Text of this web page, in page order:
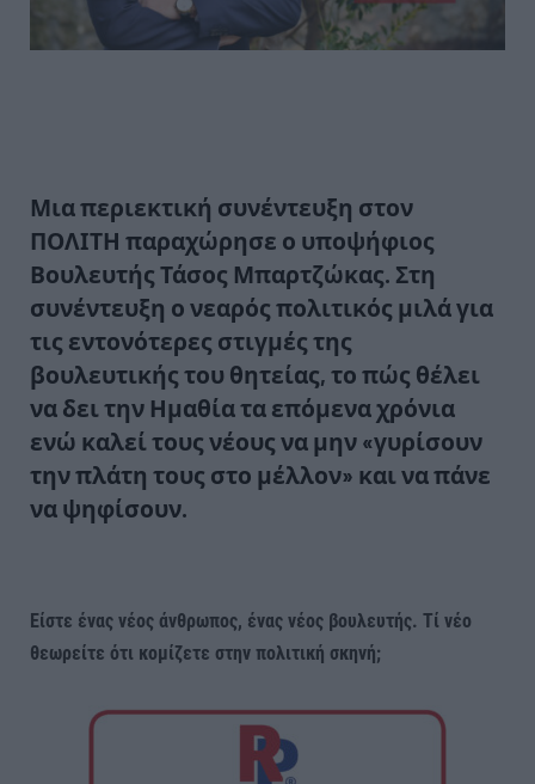
Μια περιεκτική συνέντευξη στον
ΠΟΛΙΤΗ παραχώρησε ο υποψήφιος
Βουλευτής Τάσος Μπαρτζώκας. Στη
συνέντευξη ο νεαρός πολιτικός μιλά για
τις εντονότερες στιγμές της
βουλευτικής του θητείας, το πώς θέλει
να δει την Ημαθία τα επόμενα χρόνια
ενώ καλεί τους νέους να μην «γυρίσουν
την πλάτη τους στο μέλλον» και να πάνε
να ψηφίσουν.
Είστε ένας νέος άνθρωπος, ένας νέος βουλευτής. Τί νέο
θεωρείτε ότι κομίζετε στην πολιτική σκηνή;